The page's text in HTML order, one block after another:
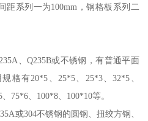
距系列一为100mm，钢格板系列二
、Q235B或不锈钢，有普通平面
格有20*5、25*5、25*3、32*5、
75*6、100*8、100*10等。
或304不锈钢的圆钢、扭绞方钢、